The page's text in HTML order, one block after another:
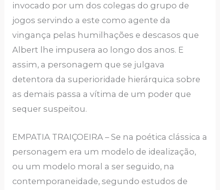
invocado por um dos colegas do grupo de
jogos servindo a este como agente da
vingança pelas humilhações e descasos que
Albert lhe impusera ao longo dos anos. E
assim, a personagem que se julgava
detentora da superioridade hierárquica sobre
as demais passa a vítima de um poder que
sequer suspeitou.
EMPATIA TRAIÇOEIRA – Se na poética clássica a
personagem era um modelo de idealização,
ou um modelo moral a ser seguido, na
contemporaneidade, segundo estudos de